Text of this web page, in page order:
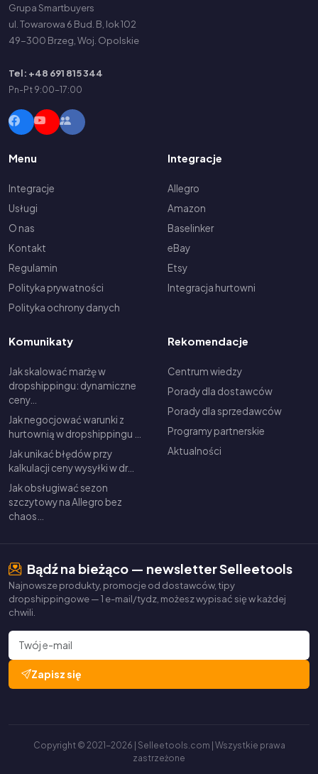
Grupa Smartbuyers
ul. Towarowa 6 Bud. B, lok 102
49-300 Brzeg, Woj. Opolskie
Tel: +48 691 815 344
Pn-Pt 9:00-17:00
Menu
Integracje
Usługi
O nas
Kontakt
Regulamin
Polityka prywatności
Polityka ochrony danych
Integracje
Allegro
Amazon
Baselinker
eBay
Etsy
Integracja hurtowni
Komunikaty
Jak skalować marżę w
dropshippingu: dynamiczne
ceny…
Jak negocjować warunki z
hurtownią w dropshippingu …
Jak unikać błędów przy
kalkulacji ceny wysyłki w dr…
Jak obsługiwać sezon
szczytowy na Allegro bez
chaos…
Rekomendacje
Centrum wiedzy
Porady dla dostawców
Porady dla sprzedawców
Programy partnerskie
Aktualności
Bądź na bieżąco — newsletter Selleetools
Najnowsze produkty, promocje od dostawców, tipy
dropshippingowe — 1 e-mail/tydz, możesz wypisać się w każdej
chwili.
Zapisz się
Copyright © 2021-2026 | Selleetools.com | Wszystkie prawa
zastrzeżone